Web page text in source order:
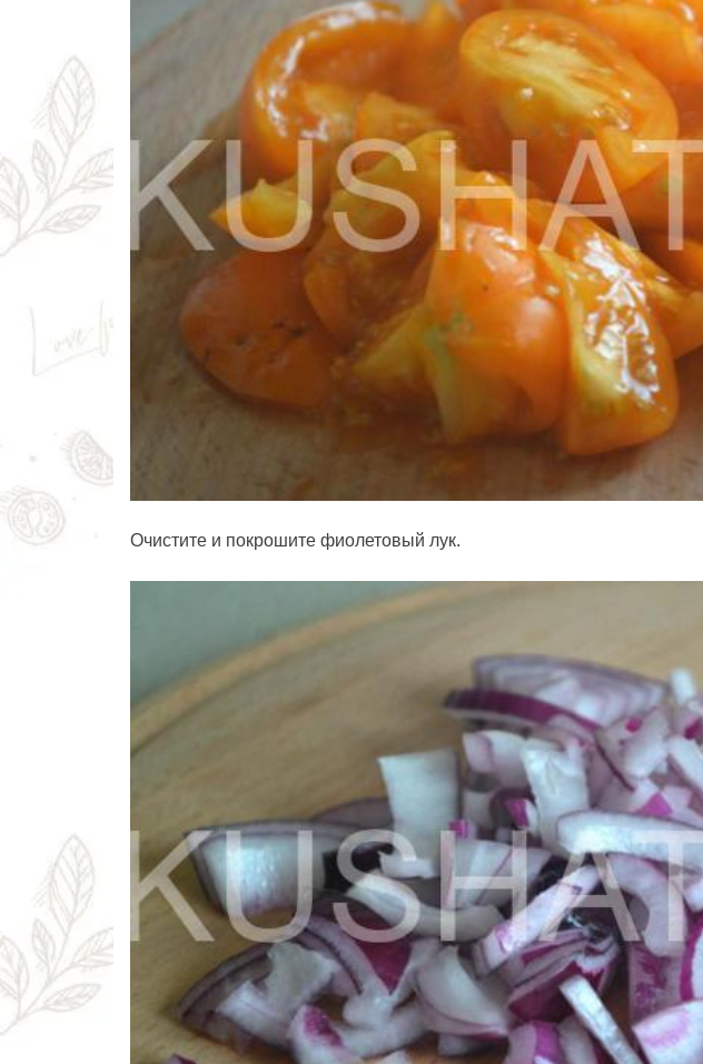
Очистите и покрошите фиолетовый лук.